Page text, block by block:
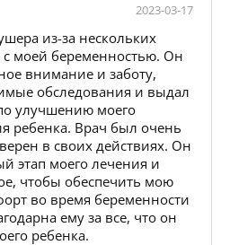
2023-03-17
из-за нескольких
моей беременностью. Он
внимание и заботу,
обследования и выдал
улучшению моего
ребенка. Врач был очень
в своих действиях. Он
этап моего лечения и
чтобы обеспечить мою
во время беременности
ему за все, что он
ребенка.